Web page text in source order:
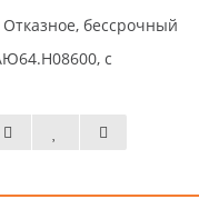
бессрочный
с